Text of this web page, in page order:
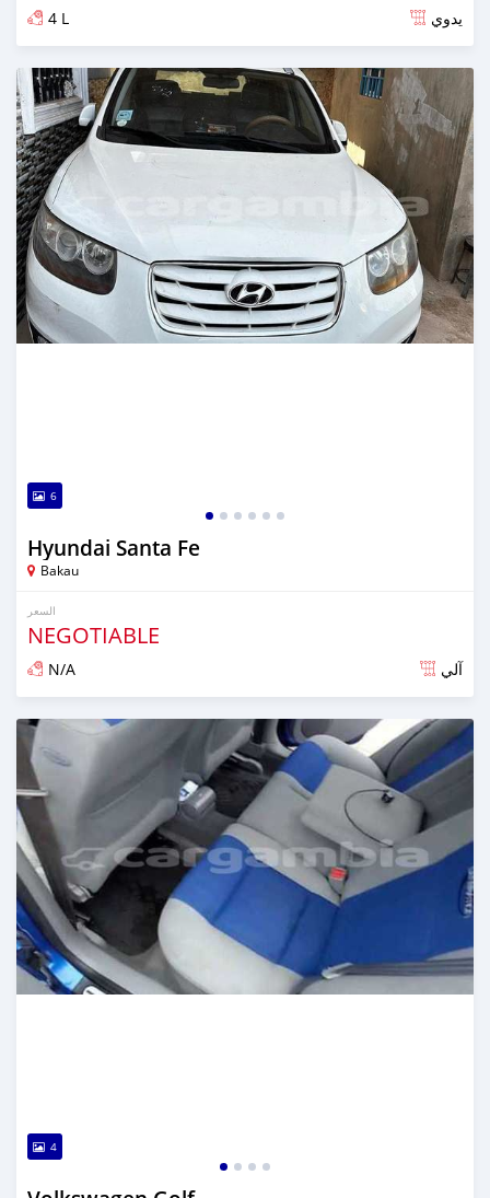
4 L يدوي
تم النشر منذ أكثر من سنة مضت
6
Hyundai Santa Fe
Bakau
السعر
NEGOTIABLE
N/A آلي
تم النشر منذ أكثر من سنة مضت
4